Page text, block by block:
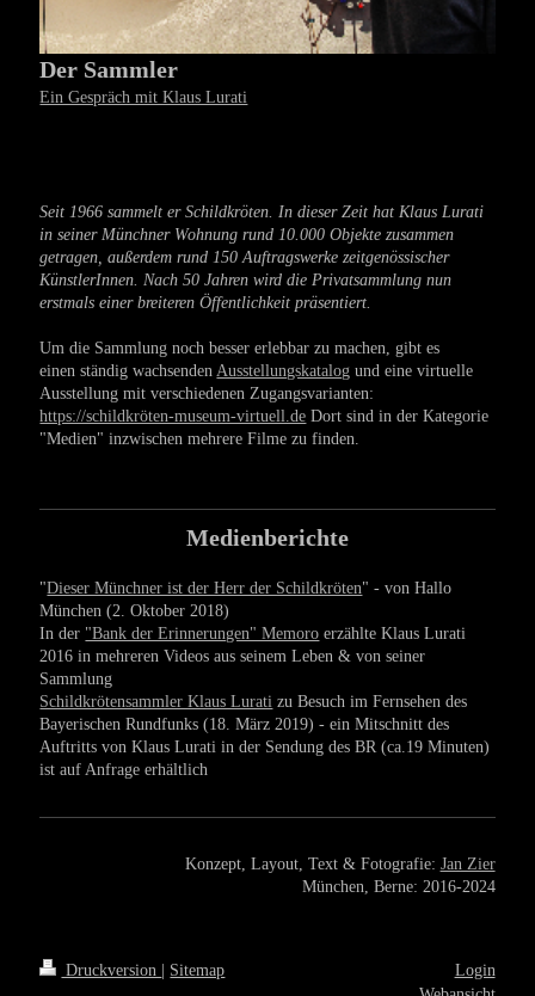
Der Sammler
Ein Gespräch mit Klaus Lurati
Seit 1966 sammelt er Schildkröten. In dieser Zeit hat Klaus Lurati
in seiner Münchner Wohnung rund 10.000 Objekte zusammen
getragen, außerdem rund 150 Auftragswerke zeitgenössischer
KünstlerInnen. Nach 50 Jahren wird die Privatsammlung nun
erstmals einer breiteren Öffentlichkeit präsentiert.
Um die Sammlung noch besser erlebbar zu machen, gibt es
einen ständig wachsenden Ausstellungskatalog und eine virtuelle
Ausstellung mit verschiedenen Zugangsvarianten:
https://schildkröten-museum-virtuell.de Dort sind in der Kategorie
"Medien" inzwischen mehrere Filme zu finden.
Medienberichte
"Dieser Münchner ist der Herr der Schildkröten" - von Hallo
München (2. Oktober 2018)
In der "Bank der Erinnerungen" Memoro erzählte Klaus Lurati
2016 in mehreren Videos aus seinem Leben & von seiner
Sammlung
Schildkrötensammler Klaus Lurati zu Besuch im Fernsehen des
Bayerischen Rundfunks (18. März 2019) - ein Mitschnitt des
Auftritts von Klaus Lurati in der Sendung des BR (ca.19 Minuten)
ist auf Anfrage erhältlich
Konzept, Layout, Text & Fotografie: Jan Zier
München, Berne: 2016-2024
Druckversion | Sitemap
Login